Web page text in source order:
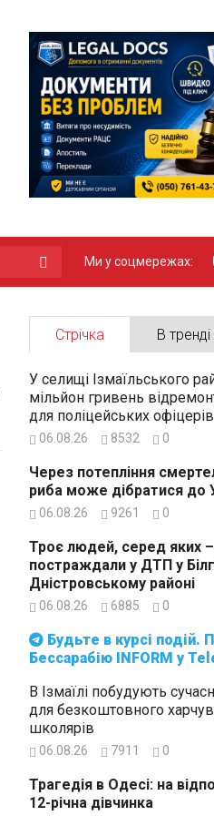
Ми у соцмережах:
Стрічка В тренді
Бессарабію INFORM у
У селищі Ізмаїльського
мільйон гривень
для поліцейських
06.08.26 8532 0
Через потепління
риба може дібратися до
06.08.26 9261 0
Троє людей, серед яких
постраждали у ДТП у
Дністровському районі
06.08.26 6885 0
В Ізмаїлі побудують
для безкоштовного
школярів
06.08.26 7911 0
Трагедія в Одесі: на
12-річна дівчинка